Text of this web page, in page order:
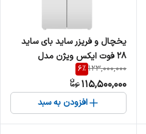
یخچال و فریزر ساید بای ساید
28 فوت ایکس ویژن مدل
TF541-AWD/ASD
123,000,000
6%
115,500,000
افزودن به سبد